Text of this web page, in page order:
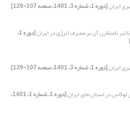
ایران[دوره 1، شماره 3، 1401، صفحه 107-129]
نامتقارن آن بر مصرف انرژی در ایران [دوره 1،
ایران[دوره 1، شماره 3، 1401، صفحه 107-129]
در استان های ایران [دوره 1، شماره 1، 1401،